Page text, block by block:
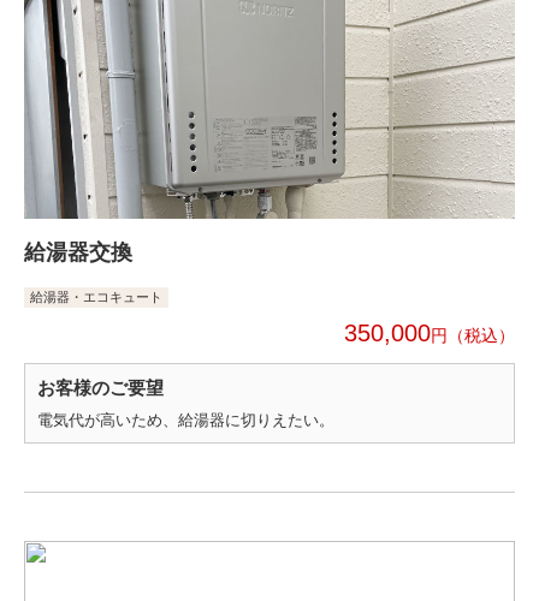
給湯器交換
給湯器・エコキュート
350,000円
お客様のご要望
電気代が高いため、給湯器に切りえたい。